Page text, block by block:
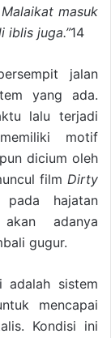
masuk
iblis juga.”14
jalan
yang ada.
lalu terjadi
motif
dicium oleh
film Dirty
hajatan
adanya
gugur.
adalah sistem
mencapai
Kondisi ini